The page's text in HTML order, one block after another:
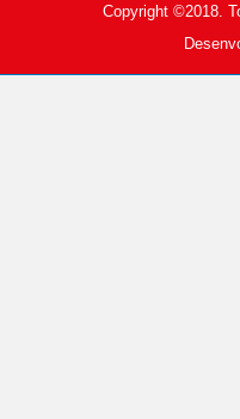
Copyright ©2018.